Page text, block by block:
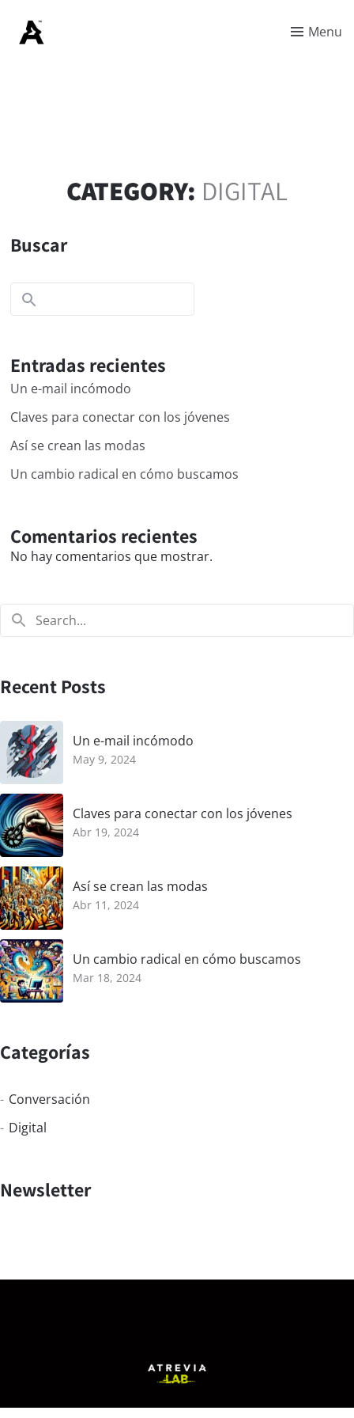
Menu
CATEGORY: DIGITAL
Buscar
Entradas recientes
Un e-mail incómodo
Claves para conectar con los jóvenes
Así se crean las modas
Un cambio radical en cómo buscamos
Comentarios recientes
No hay comentarios que mostrar.
Recent Posts
Un e-mail incómodo
May 9, 2024
Claves para conectar con los jóvenes
Abr 19, 2024
Así se crean las modas
Abr 11, 2024
Un cambio radical en cómo buscamos
Mar 18, 2024
Categorías
Conversación
Digital
Newsletter